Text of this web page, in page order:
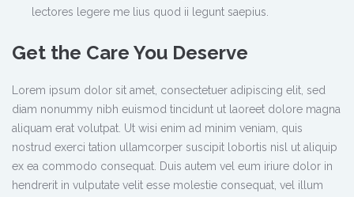
lectores legere me lius quod ii legunt saepius.
Get the Care You Deserve
Lorem ipsum dolor sit amet, consectetuer adipiscing elit, sed
diam nonummy nibh euismod tincidunt ut laoreet dolore magna
aliquam erat volutpat. Ut wisi enim ad minim veniam, quis
nostrud exerci tation ullamcorper suscipit lobortis nisl ut aliquip
ex ea commodo consequat. Duis autem vel eum iriure dolor in
hendrerit in vulputate velit esse molestie consequat, vel illum